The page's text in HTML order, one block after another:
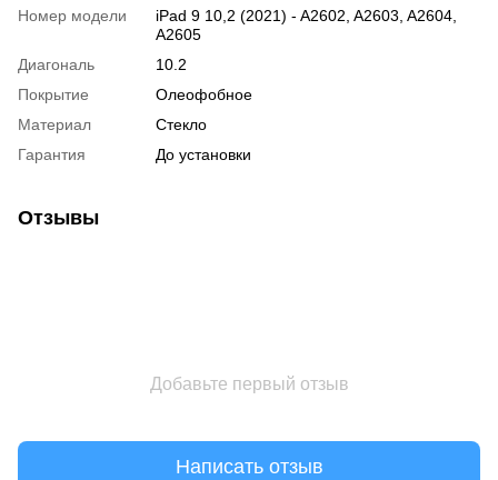
Номер модели
iPad 9 10,2 (2021) - A2602, A2603, A2604,
A2605
Диагональ
10.2
Покрытие
Олеофобное
Материал
Стекло
Гарантия
До установки
Отзывы
Добавьте первый отзыв
Написать отзыв